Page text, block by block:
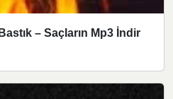
– Saçların Mp3 İndir